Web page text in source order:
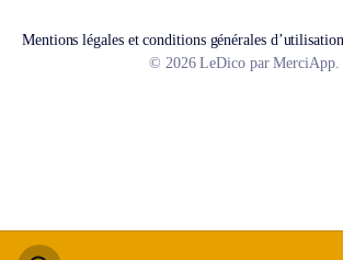
Mentions légales et conditions générales
© 2026 LeDico par MerciApp.